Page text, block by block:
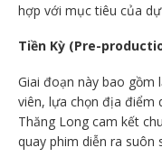
hợp với mục tiêu của dự
Tiền Kỳ (Pre-
Giai đoạn này bao gồm
viên, lựa chọn địa điểm
Thăng Long cam kết
quay phim diễn ra suôn